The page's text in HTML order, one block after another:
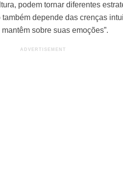
podem tornar diferentes
depende das crenças
sobre suas emoções”.